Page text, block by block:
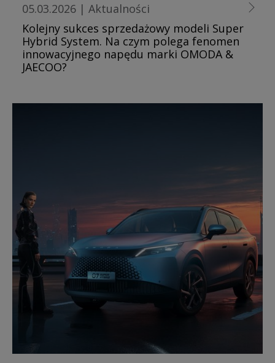
05.03.2026 | Aktualności
Kolejny sukces sprzedażowy modeli Super
Hybrid System. Na czym polega fenomen
innowacyjnego napędu marki OMODA &
JAECOO?